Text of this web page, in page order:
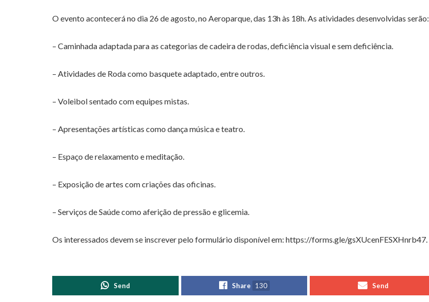
O evento acontecerá no dia 26 de agosto, no Aeroparque, das 13h às 18h. As atividades desenvolvidas serão:
– Caminhada adaptada para as categorias de cadeira de rodas, deficiência visual e sem deficiência.
– Atividades de Roda como basquete adaptado, entre outros.
– Voleibol sentado com equipes mistas.
– Apresentações artísticas como dança música e teatro.
– Espaço de relaxamento e meditação.
– Exposição de artes com criações das oficinas.
– Serviços de Saúde como aferição de pressão e glicemia.
Os interessados devem se inscrever pelo formulário disponível em: https://forms.gle/gsXUcenFESXHnrb47.
Send Share 130 Send